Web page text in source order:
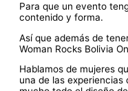
Para que un evento
contenido y forma.
Así que además de
Woman Rocks Bolivia
Hablamos de mujeres
una de las